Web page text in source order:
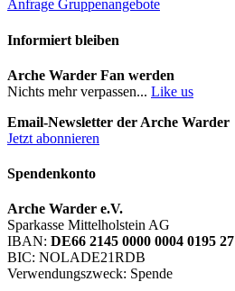
Anfrage Gruppenangebote
Informiert bleiben
Arche Warder Fan werden
Nichts mehr verpassen... Like us
Email-Newsletter der Arche Warder
Jetzt abonnieren
Spendenkonto
Arche Warder e.V.
Sparkasse Mittelholstein AG
IBAN: DE66 2145 0000 0004 0195 27
BIC: NOLADE21RDB
Verwendungszweck: Spende